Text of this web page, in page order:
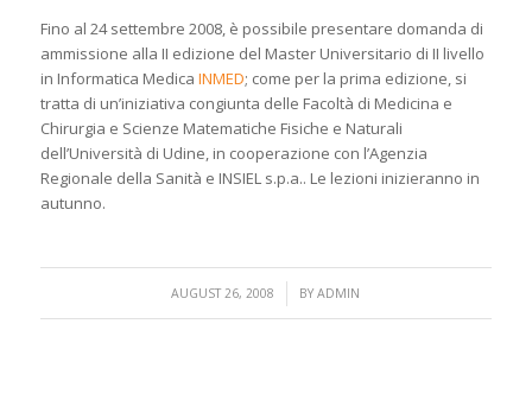
Fino al 24 settembre 2008, è possibile presentare domanda di
ammissione alla II edizione del Master Universitario di II livello
in Informatica Medica INMED; come per la prima edizione, si
tratta di un’iniziativa congiunta delle Facoltà di Medicina e
Chirurgia e Scienze Matematiche Fisiche e Naturali
dell’Università di Udine, in cooperazione con l’Agenzia
Regionale della Sanità e INSIEL s.p.a.. Le lezioni inizieranno in
autunno.
AUGUST 26, 2008
/ BYADMIN